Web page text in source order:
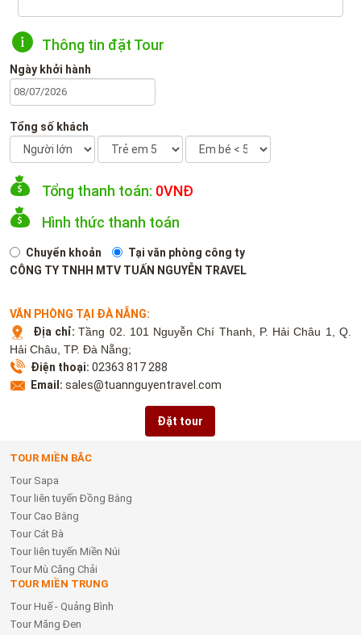
Thông tin đặt Tour
Ngày khởi hành
Tổng số khách
Tổng thanh toán: 0VNĐ
Hình thức thanh toán
Chuyển khoản
Tại văn phòng công ty
CÔNG TY TNHH MTV TUẤN NGUYỄN TRAVEL
VĂN PHÒNG TẠI ĐÀ NẴNG:
Địa chỉ:Tầng 02. 101 Nguyễn Chí Thanh, P. Hải Châu 1, Q.
Hải Châu, TP. Đà Nẵng;
Điện thoại: 02363 817 288
Email: sales@tuannguyentravel.com
Đặt tour
TOUR MIỀN BẮC
Tour Sapa
Tour liên tuyến Đồng Bằng
Tour Cao Bằng
Tour Cát Bà
Tour liên tuyến Miền Núi
Tour Mù Căng Chải
TOUR MIỀN TRUNG
Tour Huế - Quảng Bình
Tour Măng Đen